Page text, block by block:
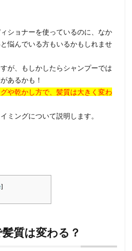
ショナーを使っているのに、なか
悩んでいる方もいるかもしれませ
が、もしかしたらシャンプーでは
あるかも！
や乾かし方で、髪質は大きく変わ
ミングについて説明します。
]
質は変わる？